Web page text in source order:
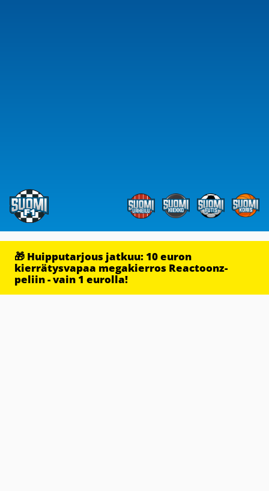
🎁 Huipputarjous jatkuu: 10 euron
kierrätysvapaa megakierros Reactoonz-
peliin - vain 1 eurolla!